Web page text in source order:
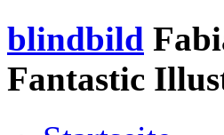
blindbild
Fantastic